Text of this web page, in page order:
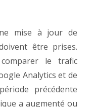
mise à jour de
être prises.
le trafic
Analytics et de
précédente
a augmenté ou